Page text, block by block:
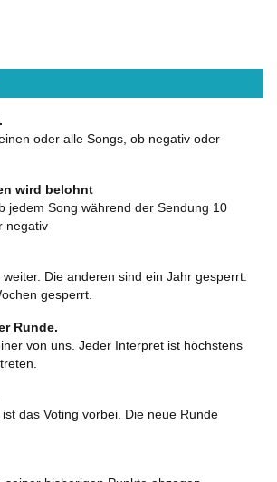
oder alle Songs, ob negativ oder
wird belohnt
jedem Song während der Sendung 10
negativ
weiter. Die anderen sind ein Jahr gesperrt.
gesperrt.
Runde.
von uns. Jeder Interpret ist höchstens
das Voting vorbei. Die neue Runde